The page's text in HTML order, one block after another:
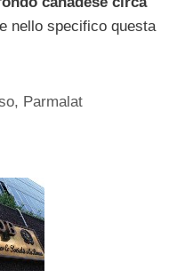
nello specifico questa
, Parmalat